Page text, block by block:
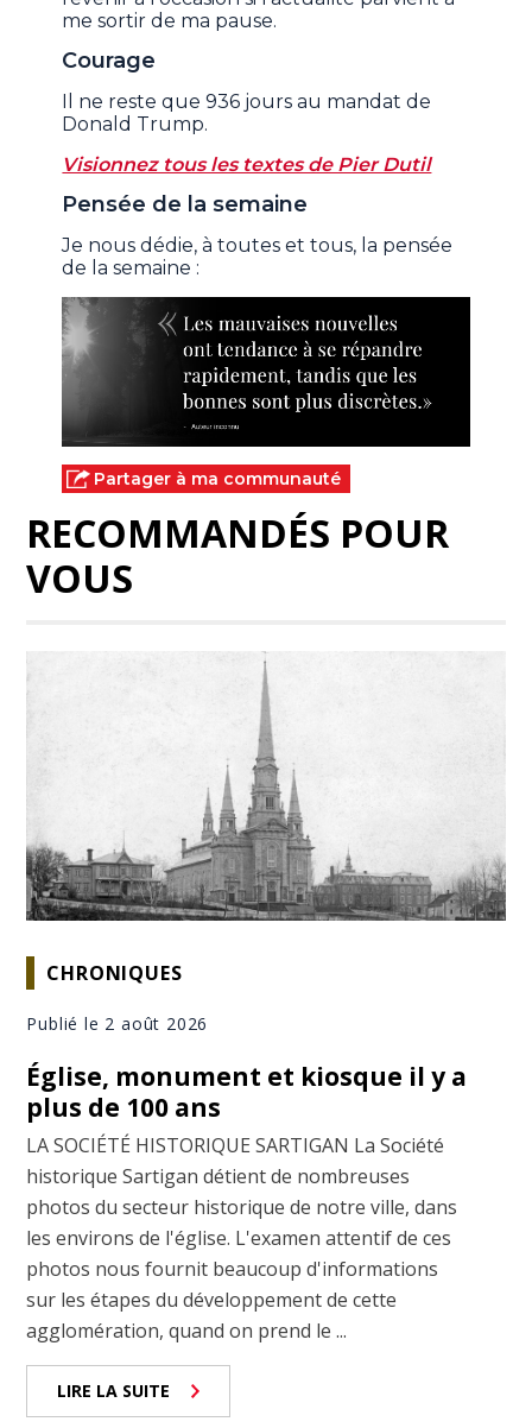
me sortir de ma pause.
Courage
Il ne reste que 936 jours au mandat de
Donald Trump.
Visionnez tous les textes de Pier Dutil
Pensée de la semaine
Je nous dédie, à toutes et tous, la pensée
de la semaine :
Partager à ma communauté
RECOMMANDÉS POUR
VOUS
CHRONIQUES
Publié le 2 août 2026
Église, monument et kiosque il y a
plus de 100 ans
LA SOCIÉTÉ HISTORIQUE SARTIGAN La Société
historique Sartigan détient de nombreuses
photos du secteur historique de notre ville, dans
les environs de l'église. L'examen attentif de ces
photos nous fournit beaucoup d'informations
sur les étapes du développement de cette
agglomération, quand on prend le ...
LIRE LA SUITE